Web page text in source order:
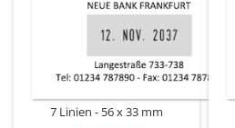
7 Linien 56 x 33 mm